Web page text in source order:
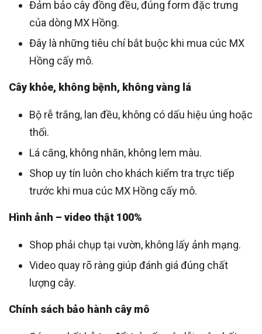
Đảm bảo cây đồng đều, đúng form đặc trưng
của dòng MX Hồng.
Đây là những tiêu chí bắt buộc khi mua cúc MX
Hồng cấy mô.
Cây khỏe, không bệnh, không vàng lá
Bộ rễ trắng, lan đều, không có dấu hiệu úng hoặc
thối.
Lá căng, không nhăn, không lem màu.
Shop uy tín luôn cho khách kiểm tra trực tiếp
trước khi mua cúc MX Hồng cấy mô.
Hình ảnh – video thật 100%
Shop phải chụp tại vườn, không lấy ảnh mạng.
Video quay rõ ràng giúp đánh giá đúng chất
lượng cây.
Chính sách bảo hành cây mô